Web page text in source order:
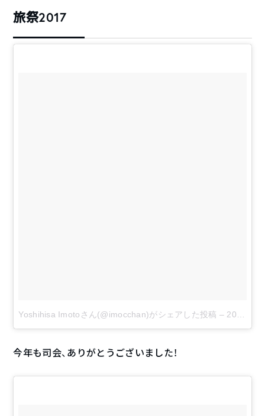
旅祭2017
Yoshihisa Imotoさん(@imocchan)がシェアした投稿 – 2017 9月 4 10:11午後 PDT
今年も司会、ありがとうございました！